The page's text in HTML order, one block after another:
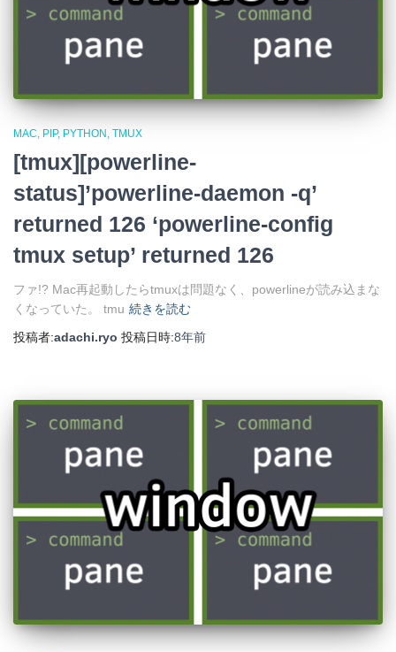
MAC PIP PYTHON TMUX
[tmux][powerline-
status]’powerline-daemon -q’
returned 126 ‘powerline-config
tmux setup’ returned 126
ファ!? Mac再起動したらtmuxは問題なく、powerlineが読み込まな
くなっていた。 tmu 続きを読む
投稿者:adachi.ryo 投稿日時:8年前